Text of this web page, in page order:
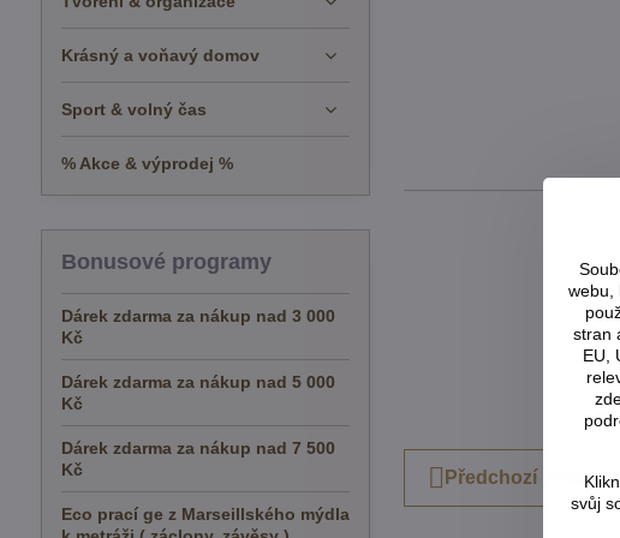
Předchozí produkt
Krásný a voňavý domov
Sport & volný čas
% Akce & výprodej %
Bonusové programy
Dárek zdarma za nákup nad 3 000
Kč
Dárek zdarma za nákup nad 5 000
Kč
Dárek zdarma za nákup nad 7 500
Kč
Eco prací ge z Marseillského mýdla
webu,
stran
EU,
svůj